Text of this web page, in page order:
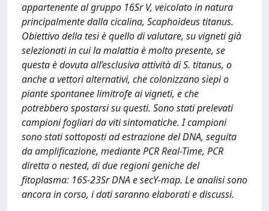
appartenente al gruppo 16Sr V, veicolato in natura
principalmente dalla cicalina, Scaphoideus titanus.
Obiettivo della tesi è quello di valutare, su vigneti già
selezionati in cui la malattia è molto presente, se
questa è dovuta all’esclusiva attività di S. titanus, o
anche a vettori alternativi, che colonizzano siepi o
piante spontanee limitrofe ai vigneti, e che
potrebbero spostarsi su questi. Sono stati prelevati
campioni fogliari da viti sintomatiche. I campioni
sono stati sottoposti ad estrazione del DNA, seguita
da amplificazione, mediante PCR Real-Time, PCR
diretta o nested, di due regioni geniche del
fitoplasma: 16S-23Sr DNA e secY-map. Le analisi sono
ancora in corso, i dati saranno elaborati e discussi.